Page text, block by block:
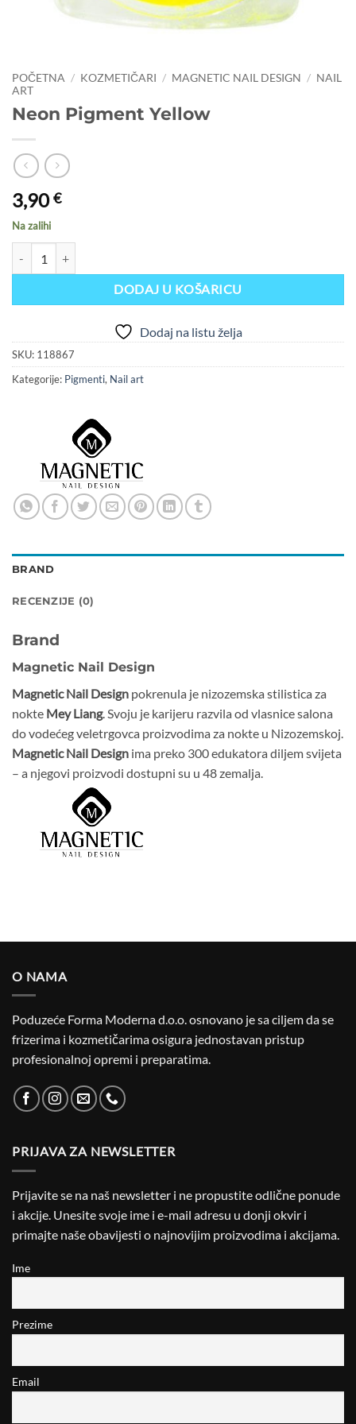
POČETNA / KOZMETIČARI / MAGNETIC NAIL DESIGN / NAIL
ART
Neon Pigment Yellow
3,90€
Na zalihi
DODAJ U KOŠARICU
Dodaj na listu želja
SKU: 118867
Kategorije: Pigmenti, Nail art
BRAND
RECENZIJE (0)
Brand
Magnetic Nail Design
Magnetic Nail Design pokrenula je nizozemska stilistica za
nokte Mey Liang. Svoju je karijeru razvila od vlasnice salona
do vodećeg veletrgovca proizvodima za nokte u Nizozemskoj.
Magnetic Nail Design ima preko 300 edukatora diljem svijeta
– a njegovi proizvodi dostupni su u 48 zemalja.
O NAMA
Poduzeće Forma Moderna d.o.o. osnovano je sa ciljem da se
frizerima i kozmetičarima osigura jednostavan pristup
profesionalnoj opremi i preparatima.
PRIJAVA ZA NEWSLETTER
Prijavite se na naš newsletter i ne propustite odlične ponude
i akcije. Unesite svoje ime i e-mail adresu u donji okvir i
primajte naše obavijesti o najnovijim proizvodima i akcijama.
Ime
Prezime
Email